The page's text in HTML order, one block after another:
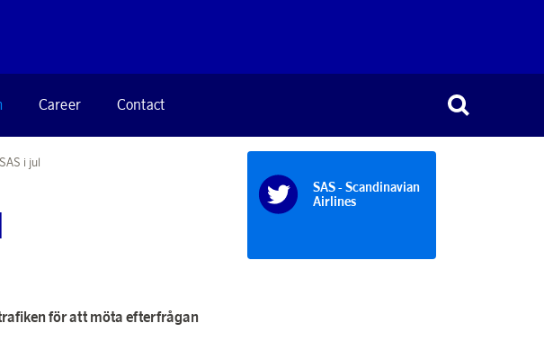
Career Contact
i jul
för att möta efterfrågan
SAS - Scandinavian
Airlines